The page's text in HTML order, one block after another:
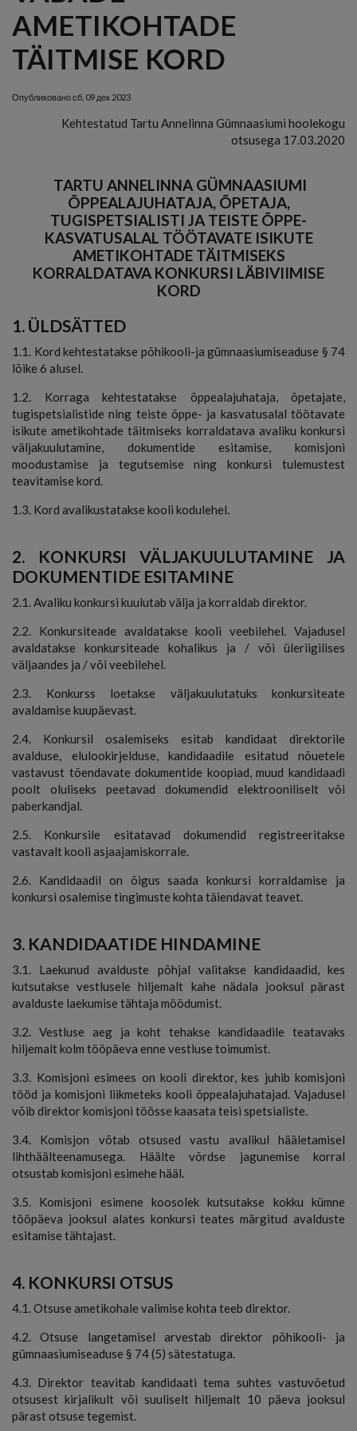
AMETIKOHTADE
TÄITMISE KORD
Опубликованосб, 09 дек 2023
Kehtestatud Tartu Annelinna Gümnaasiumi hoolekogu
otsusega 17.03.2020
TARTU ANNELINNA GÜMNAASIUMI
ÕPPEALAJUHATAJA, ÕPETAJA,
TUGISPETSIALISTI JA TEISTE ÕPPE-
KASVATUSALAL TÖÖTAVATE ISIKUTE
AMETIKOHTADE TÄITMISEKS
KORRALDATAVA KONKURSI LÄBIVIIMISE
KORD
1. ÜLDSÄTTED
1.1. Kord kehtestatakse põhikooli-ja gümnaasiumiseaduse § 74
lõike 6 alusel.
1.2. Korraga kehtestatakse õppealajuhataja, õpetajate,
tugispetsialistide ning teiste õppe- ja kasvatusalal töötavate
isikute ametikohtade täitmiseks korraldatava avaliku konkursi
väljakuulutamine, dokumentide esitamise, komisjoni
moodustamise ja tegutsemise ning konkursi tulemustest
teavitamise kord.
1.3. Kord avalikustatakse kooli kodulehel.
2. KONKURSI VÄLJAKUULUTAMINE JA
DOKUMENTIDE ESITAMINE
2.1. Avaliku konkursi kuulutab välja ja korraldab direktor.
2.2. Konkursiteade avaldatakse kooli veebilehel. Vajadusel
avaldatakse konkursiteade kohalikus ja / või üleriigilises
väljaandes ja / või veebilehel.
2.3. Konkurss loetakse väljakuulutatuks konkursiteate
avaldamise kuupäevast.
2.4. Konkursil osalemiseks esitab kandidaat direktorile
avalduse, elulookirjelduse, kandidaadile esitatud nõuetele
vastavust tõendavate dokumentide koopiad, muud kandidaadi
poolt oluliseks peetavad dokumendid elektrooniliselt või
paberkandjal.
2.5. Konkursile esitatavad dokumendid registreeritakse
vastavalt kooli asjaajamiskorrale.
2.6. Kandidaadil on õigus saada konkursi korraldamise ja
konkursi osalemise tingimuste kohta täiendavat teavet.
3. KANDIDAATIDE HINDAMINE
3.1. Laekunud avalduste põhjal valitakse kandidaadid, kes
kutsutakse vestlusele hiljemalt kahe nädala jooksul pärast
avalduste laekumise tähtaja möödumist.
3.2. Vestluse aeg ja koht tehakse kandidaadile teatavaks
hiljemalt kolm tööpäeva enne vestluse toimumist.
3.3. Komisjoni esimees on kooli direktor, kes juhib komisjoni
tööd ja komisjoni liikmeteks kooli õppealajuhatajad. Vajadusel
võib direktor komisjoni töösse kaasata teisi spetsialiste.
3.4. Komisjon võtab otsused vastu avalikul hääletamisel
lihthäälteenamusega. Häälte võrdse jagunemise korral
otsustab komisjoni esimehe hääl.
3.5. Komisjoni esimene koosolek kutsutakse kokku kümne
tööpäeva jooksul alates konkursi teates märgitud avalduste
esitamise tähtajast.
4. KONKURSI OTSUS
4.1. Otsuse ametikohale valimise kohta teeb direktor.
4.2. Otsuse langetamisel arvestab direktor põhikooli- ja
gümnaasiumiseaduse § 74 (5) sätestatuga.
4.3. Direktor teavitab kandidaati tema suhtes vastuvõetud
otsusest kirjalikult või suuliselt hiljemalt 10 päeva jooksul
pärast otsuse tegemist.